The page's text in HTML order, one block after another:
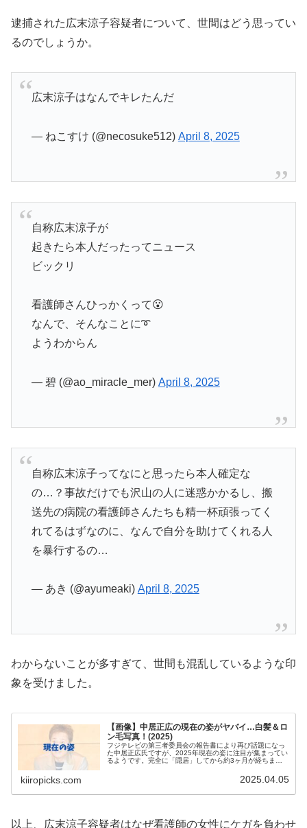
逮捕された広末涼子容疑者について、世間はどう思ってい
るのでしょうか。
広末涼子はなんでキレたんだ
— ねこすけ (@necosuke512) April 8, 2025
自称広末涼子が
起きたら本人だったってニュース
ビックリ
看護師さんひっかくって😮
なんで、そんなことに➰
ようわからん
— 碧 (@ao_miracle_mer) April 8, 2025
自称広末涼子ってなにと思ったら本人確定な
の…？事故だけでも沢山の人に迷惑かかるし、搬
送先の病院の看護師さんたちも精一杯頑張ってく
れてるはずなのに、なんで自分を助けてくれる人
を暴行するの…
— あき (@ayumeaki) April 8, 2025
わからないことが多すぎて、世間も混乱しているような印
象を受けました。
【画像】中居正広の現在の姿がヤバイ…白髪＆ロ
ン毛写真！(2025)
フジテレビの第三者委員会の報告書により再び話題になっ
た中居正広氏ですが、2025年現在の姿に注目が集まってい
るようです。完全に「隠居」してから約3ヶ月が経ちます
kiiropicks.com 2025.04.05
以上、広末涼子容疑者はなぜ看護師の女性にケガを負わせ